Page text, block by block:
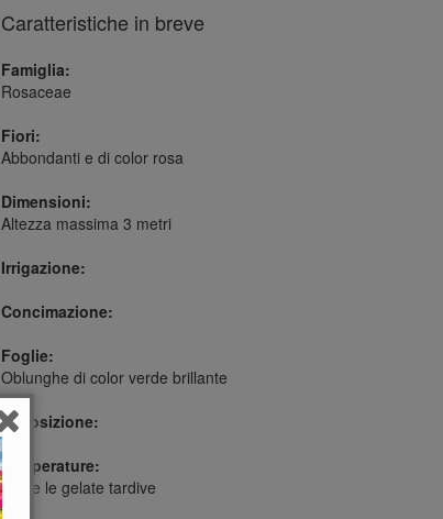
Caratteristiche in breve
Famiglia:
Rosaceae
Fiori:
Abbondanti e di color rosa
Dimensioni:
Altezza massima 3 metri
Irrigazione:
Concimazione:
Foglie:
Oblunghe di color verde brillante
Esposizione:
Temperature:
Teme le gelate tardive